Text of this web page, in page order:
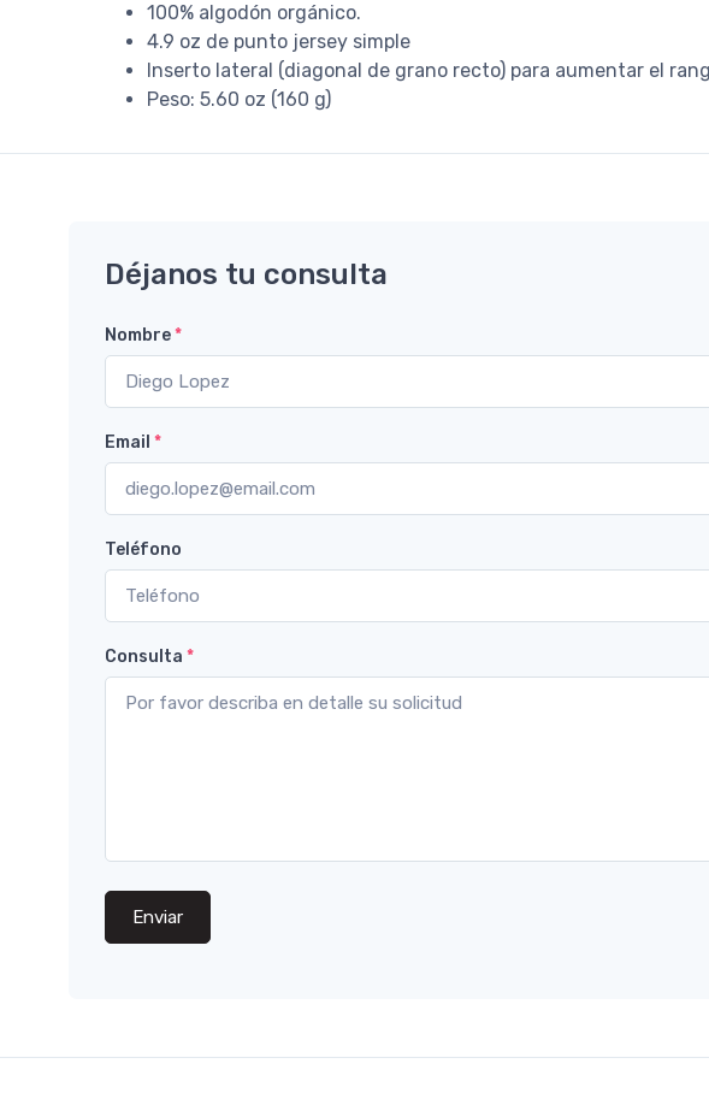
100% algodón orgánico.
4.9 oz de punto jersey simple
Inserto lateral (diagonal de grano recto) para aumentar el
Peso: 5.60 oz (160 g)
Déjanos tu consulta
Nombre*
Email *
Teléfono
Consulta *
Enviar